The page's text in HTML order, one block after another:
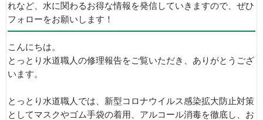
れなど、水に関わるお得な情報を発信していきますので、ぜひ
フォローをお願いします！
こんにちは。
とっとり水道職人の修理報告をご覧いただき、ありがとうござ
います。
とっとり水道職人では、新型コロナウイルス感染拡大防止対策
としてマスクやゴム手袋の着用、アルコール消毒を徹底し、お